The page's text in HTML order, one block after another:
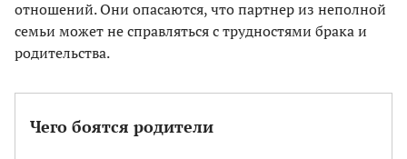
отношений. Они опасаются, что партнер из неполной
семьи может не справляться с трудностями брака и
родительства.
Чего боятся родители